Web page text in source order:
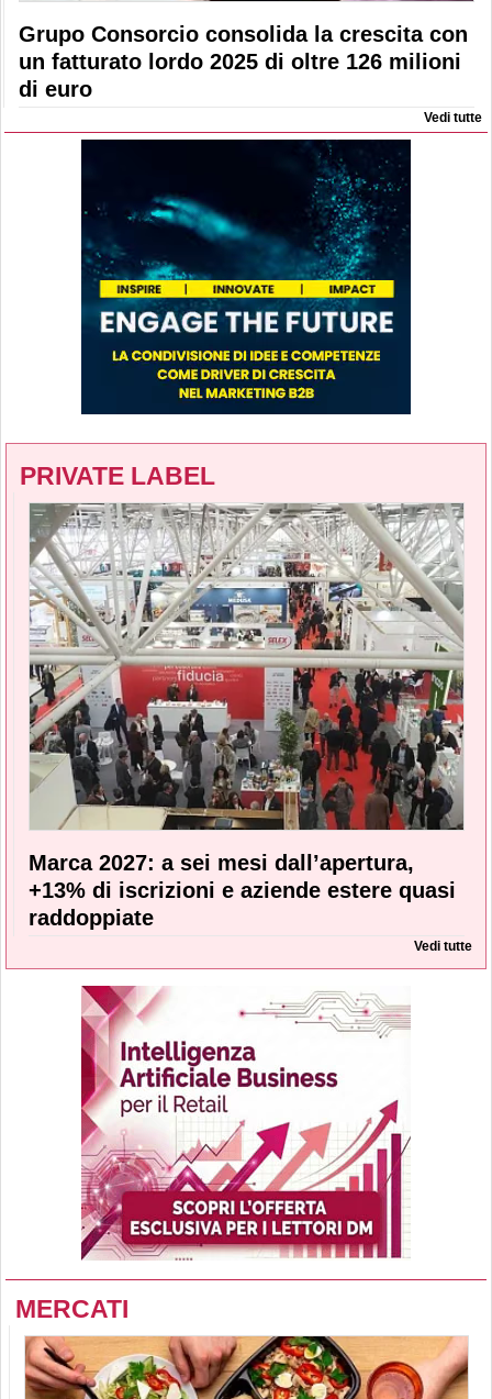
Grupo Consorcio consolida la crescita con
un fatturato lordo 2025 di oltre 126 milioni
di euro
Vedi tutte
PRIVATE LABEL
Marca 2027: a sei mesi dall’apertura,
+13% di iscrizioni e aziende estere quasi
raddoppiate
Vedi tutte
MERCATI